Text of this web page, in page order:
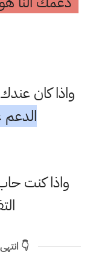
واذا كان
الدعم
واذا كنت
👇